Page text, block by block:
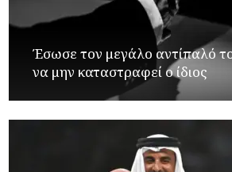
Έσωσε τον μεγάλο αντίπαλό
να μην καταστραφεί ο ίδιος